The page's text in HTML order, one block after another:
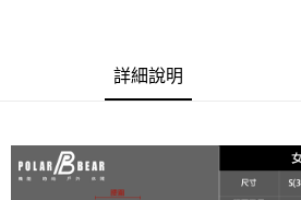
【「AFTEE先享後付」結帳流程】
３．收到繳費通知簡訊後14天內，點擊此簡訊
ATM／網路銀行／等多元方式進行付款，方視
※ 請注意：結帳手續完成當下不需立刻繳費，
每筆NT$60，滿NT$2,000(含以上)免運費
每筆NT$100
詳細說明